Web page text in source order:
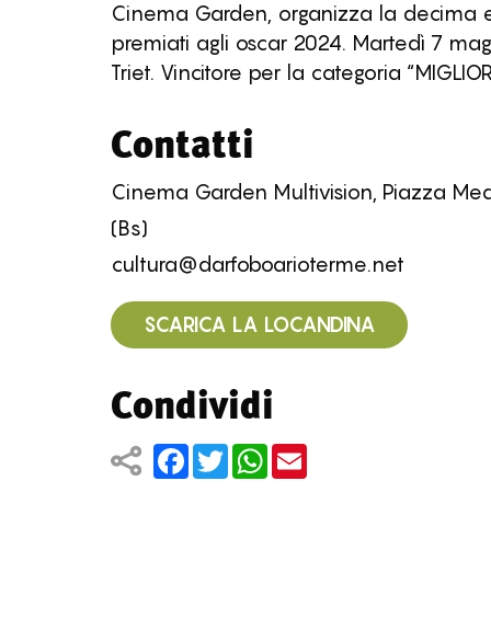
Cinema Garden, organizza la decima
premiati agli oscar 2024. Martedì 7
Triet. Vincitore per la categoria “MIGLIOR
Contatti
Cinema Garden Multivision, Piazza
(Bs)
cultura@darfoboarioterme.net
SCARICA LA LOCANDINA
Condividi
Facebook
TwitterWhatsApp
Email